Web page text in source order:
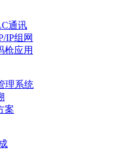
通讯
IP组网
枪应用
理系统
案